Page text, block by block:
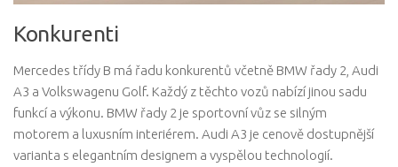
Konkurenti
Mercedes třídy B má řadu konkurentů včetně BMW řady 2, Audi
A3 a Volkswagenu Golf. Každý z těchto vozů nabízí jinou sadu
funkcí a výkonu. BMW řady 2 je sportovní vůz se silným
motorem a luxusním interiérem. Audi A3 je cenově dostupnější
varianta s elegantním designem a vyspělou technologií.